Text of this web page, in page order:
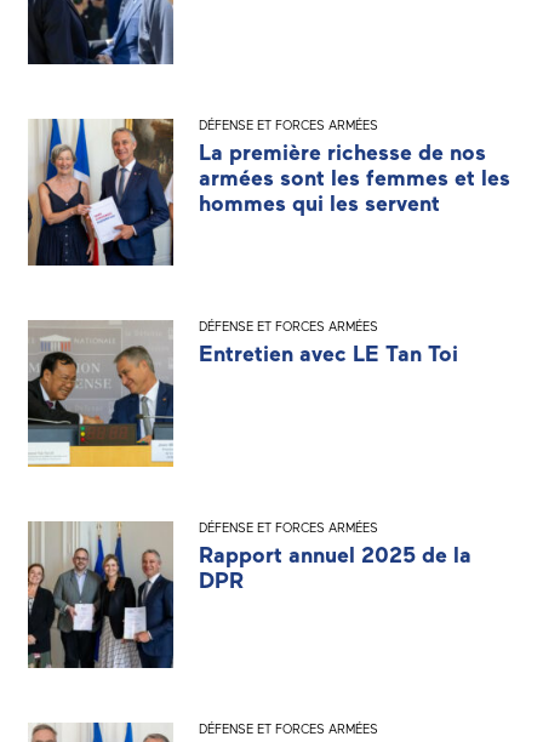
DÉFENSE ET FORCES ARMÉES
La première richesse de nos
armées sont les femmes et les
hommes qui les servent
DÉFENSE ET FORCES ARMÉES
Entretien avec LE Tan Toi
DÉFENSE ET FORCES ARMÉES
Rapport annuel 2025 de la
DPR
DÉFENSE ET FORCES ARMÉES